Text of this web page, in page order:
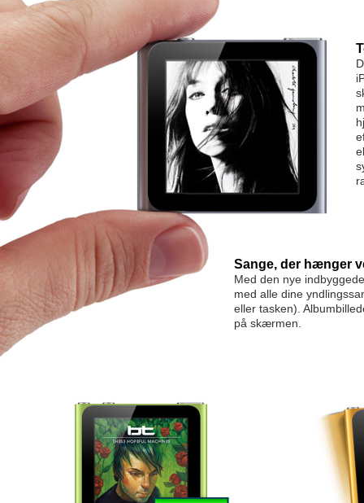
Sange, der hænger
Med den nye
med alle dine
eller tasken).
på skærmen.